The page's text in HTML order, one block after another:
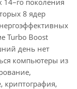
поколения
8 ядер
Turbo Boost
день нет
компьютеры из
криптография,